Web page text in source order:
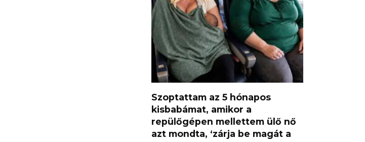
Szoptattam az 5 hónapos
kisbabámat, amikor a
repülőgépen mellettem ülő nő
azt mondta, ‘zárja be magát a